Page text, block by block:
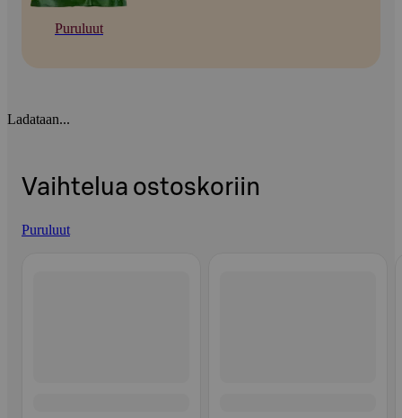
Puruluut
Ladataan...
Vaihtelua ostoskoriin
Puruluut